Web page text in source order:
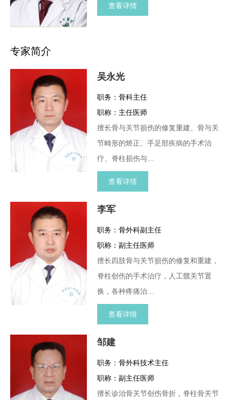
查看详情
专家简介
吴永光
职务：骨科主任
职称：主任医师
擅长骨与关节损伤的修复重建、骨与关
节畸形的矫正、手足部疾病的手术治
疗、脊柱损伤与…
查看详情
李军
职务：骨外科副主任
职称：副主任医师
擅长四肢骨与关节损伤的修复和重建，
脊柱创伤的手术治疗，人工髋关节置
换，各种疼痛治…
查看详情
邹建
职务：骨外科技术主任
职称：副主任医师
擅长诊治骨关节创伤骨折，脊柱骨关节